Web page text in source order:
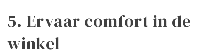
5. Ervaar comfort in de
winkel